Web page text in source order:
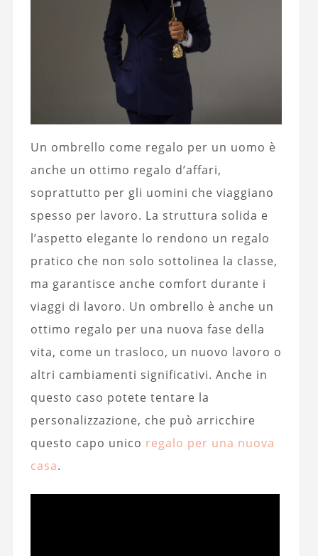
Un ombrello come regalo per un uomo è
anche un ottimo regalo d’affari,
soprattutto per gli uomini che viaggiano
spesso per lavoro. La struttura solida e
l’aspetto elegante lo rendono un regalo
pratico che non solo sottolinea la classe,
ma garantisce anche comfort durante i
viaggi di lavoro. Un ombrello è anche un
ottimo regalo per una nuova fase della
vita, come un trasloco, un nuovo lavoro o
altri cambiamenti significativi. Anche in
questo caso potete tentare la
personalizzazione, che può arricchire
questo capo unico regalo per una nuova
casa.